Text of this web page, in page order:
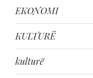
EKONOMI
KULTURË
kulturë